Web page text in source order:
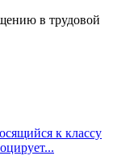
в трудовой
к классу